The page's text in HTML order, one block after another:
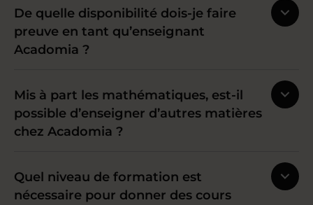
De quelle disponibilité dois-je faire
preuve en tant qu’enseignant
Acadomia ?
Mis à part les mathématiques, est-il
possible d’enseigner d’autres matières
chez Acadomia ?
Quel niveau de formation est
nécessaire pour donner des cours